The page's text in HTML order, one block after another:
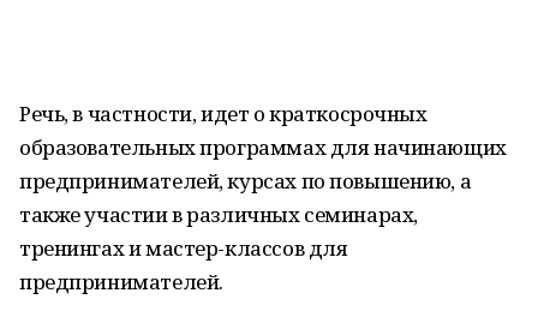
Речь, в частности, идет о краткосрочных
образовательных программах для начинающих
предпринимателей, курсах по повышению, а
также участии в различных семинарах,
тренингах и мастер-классов для
предпринимателей.